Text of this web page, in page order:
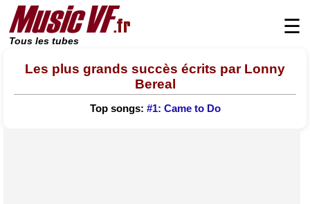
Tous les tubes
☰
Les plus grands succès écrits par Lonny
Bereal
Top songs: #1: Came to Do